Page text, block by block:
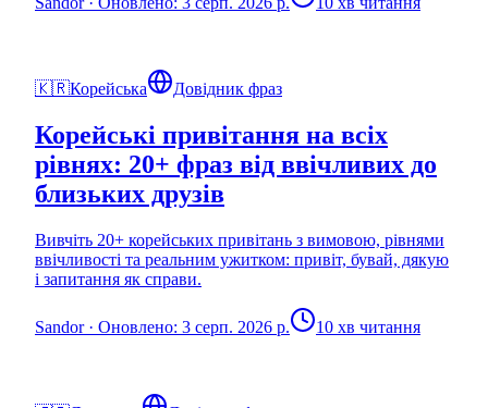
🇰🇷Корейська Довідник фраз
Корейські привітання на всіх
рівнях: 20+ фраз від ввічливих до
близьких друзів
Вивчіть 20+ корейських привітань з вимовою, рівнями
ввічливості та реальним ужитком: привіт, бувай, дякую
і запитання як справи.
Sandor· Оновлено: 3 серп. 2026 р. 10 хв читання